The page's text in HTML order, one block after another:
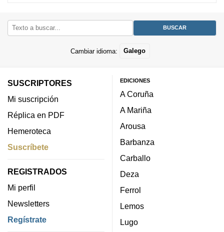
Cambiar idioma: Galego
SUSCRIPTORES
Mi suscripción
Réplica en PDF
Hemeroteca
Suscríbete
REGISTRADOS
Mi perfil
Newsletters
Regístrate
EDICIONES
A Coruña
A Mariña
Arousa
Barbanza
Carballo
Deza
Ferrol
Lemos
Lugo